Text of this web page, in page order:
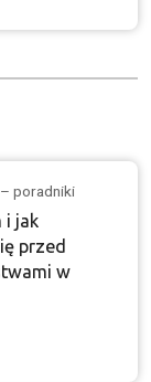
poradniki
i jak
przed
w